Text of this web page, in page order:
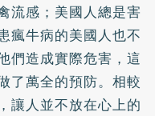
流感；美國人總是害
瘋牛病的美國人也不
們造成實際危害，這
了萬全的預防。相較
讓人並不放在心上的